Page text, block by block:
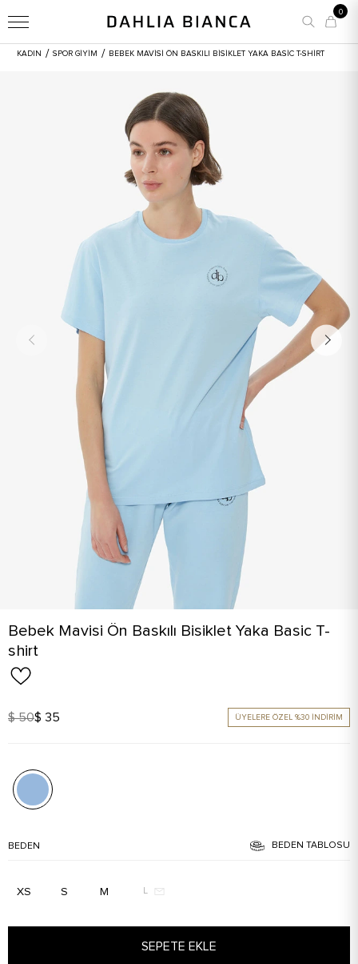
0
KADIN / SPOR GİYİM / BEBEK MAVISI ÖN BASKILI BISIKLET YAKA BASIC T-SHIRT
Bebek Mavisi Ön Baskılı Bisiklet Yaka Basic T-
shirt
$ 50$ 35 ÜYELERE ÖZEL %30 İNDİRİM
BEDEN BEDEN TABLOSU
XS S M L
SEPETE EKLE